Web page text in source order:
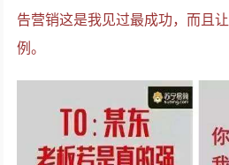
告营销这是我见过最成功，而且
例。